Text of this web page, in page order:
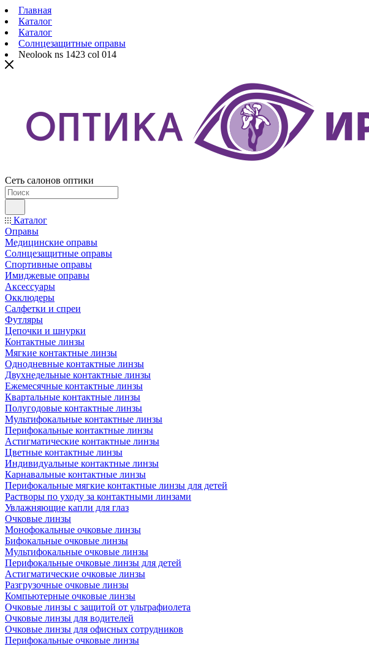
Главная
Каталог
Каталог
Солнцезащитные оправы
Neolook ns 1423 col 014
Сеть салонов оптики
Каталог
Оправы
Медицинские оправы
Солнцезащитные оправы
Спортивные оправы
Имиджевые оправы
Аксессуары
Окклюдеры
Салфетки и спреи
Футляры
Цепочки и шнурки
Контактные линзы
Мягкие контактные линзы
Однодневные контактные линзы
Двухнедельные контактные линзы
Ежемесячные контактные линзы
Квартальные контактные линзы
Полугодовые контактные линзы
Мультифокальные контактные линзы
Перифокальные контактные линзы
Астигматические контактные линзы
Цветные контактные линзы
Индивидуальные контактные линзы
Карнавальные контактные линзы
Перифокальные мягкие контактные линзы для детей
Растворы по уходу за контактными линзами
Увлажняющие капли для глаз
Очковые линзы
Монофокальные очковые линзы
Бифокальные очковые линзы
Мультифокальные очковые линзы
Перифокальные очковые линзы для детей
Астигматические очковые линзы
Разгрузочные очковые линзы
Компьютерные очковые линзы
Очковые линзы с защитой от ультрафиолета
Очковые линзы для водителей
Очковые линзы для офисных сотрудников
Перифокальные очковые линзы